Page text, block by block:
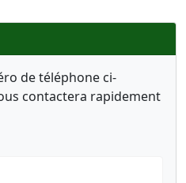
de téléphone ci-
contactera rapidement